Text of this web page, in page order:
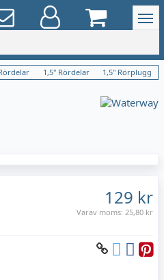
1,5" Rördelar 1,5" Rörplugg
129 kr
Varav moms: 25,80 kr